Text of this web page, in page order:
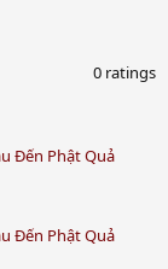
0 ratings
Đến Phật Quả
Đến Phật Quả